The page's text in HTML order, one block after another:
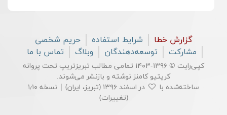
گزارش خطا شرایط استفاده
حریم شخصی
مشارکت
توسعه‌دهندگان وبلاگ تماس با ما
کپی‌رایت © ۱۳۹۶-۱۴۰۳ تمامی مطالب تبریزتریپ تحت پروانه
کریتیو کامنز نوشته و بازنشر می‌شوند.
ساخته‌شده با
در اسفند ۱۳۹۶ (تبریز، ایران) | نسخه ۱٫۱۰
(تغییرات)